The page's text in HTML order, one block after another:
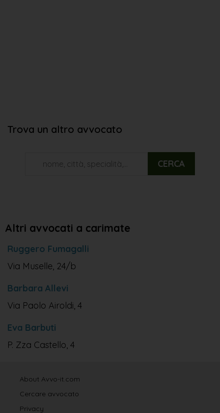
Trova un altro avvocato
CERCA
Altri avvocati a carimate
Ruggero Fumagalli
Via Muselle, 24/b
Barbara Allevi
Via Paolo Airoldi, 4
Eva Barbuti
P. Zza Castello, 4
About Avvo-it.com
Cercare avvocato
Privacy